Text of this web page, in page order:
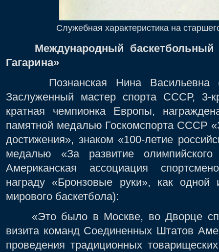
Служебная характеристика на
Международный баскетбольный
Гагарина»
Познанская Нина Васильевна
Заслуженный мастер спорта СССР, 3-
кратная чемпионка Европы,
памятной медалью Госкомспорта СССР
достижения», знаком «100-летие
медалью «За развитие
Американская ассоциация
награду «Бронзовые руки», как
мирового баскетбола):
«Это было в Москве, во Дворце
визита команд Соединенных Штатов
проведения традиционных